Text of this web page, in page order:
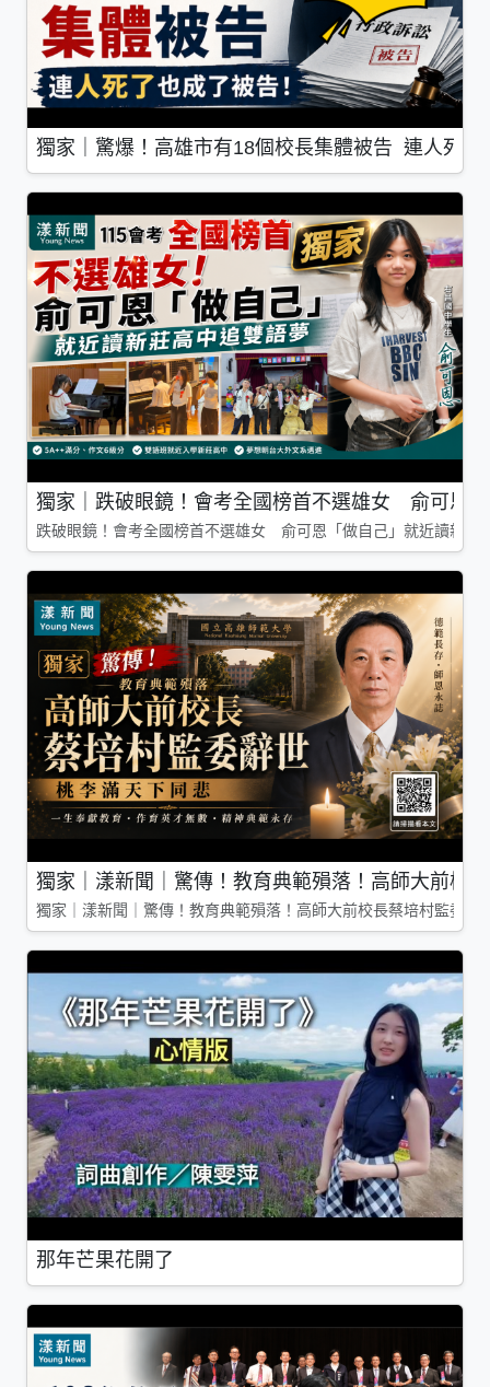
獨家｜驚爆！高雄市有18個校長集體被告 連人死了
獨家｜跌破眼鏡！會考全國榜首不選雄女 俞可恩
跌破眼鏡！會考全國榜首不選雄女 俞可恩「做自己」就近讀新莊
獨家｜漾新聞｜驚傳！教育典範殞落！高師大前校
獨家｜漾新聞｜驚傳！教育典範殞落！高師大前校長蔡培村監委
那年芒果花開了